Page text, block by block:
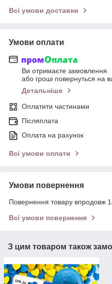
Всі умови доставки
Умови оплати
Ви отримаєте замовлення
або гроші повернуться на
Детальніше
Оплатити частинами
Післяплата
Оплата на рахунок
Всі умови оплати
Умови повернення
Повернення товару впродовж
Всі умови повернення
З цим товаром також